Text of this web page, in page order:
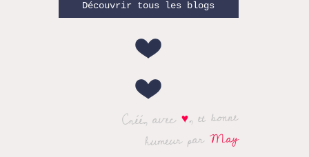
Découvrir tous les blogs
Créé, avec♥, et bonne
humeur parMay